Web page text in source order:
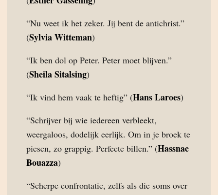
“Nu weet ik het zeker. Jij bent de antichrist.”
(Sylvia Witteman)
“Ik ben dol op Peter. Peter moet blijven.”
(Sheila Sitalsing)
“Ik vind hem vaak te heftig” (Hans Laroes)
“Schrijver bij wie iedereen verbleekt,
weergaloos, dodelijk eerlijk. Om in je broek te
piesen, zo grappig. Perfecte billen.” (Hassnae
Bouazza)
“Scherpe confrontatie, zelfs als die soms over